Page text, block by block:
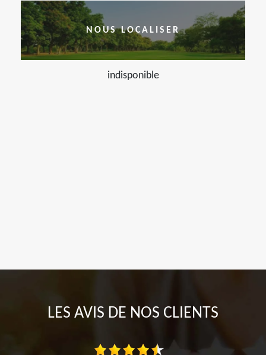
NOUS LOCALISER
indisponible
LES AVIS DE NOS CLIENTS